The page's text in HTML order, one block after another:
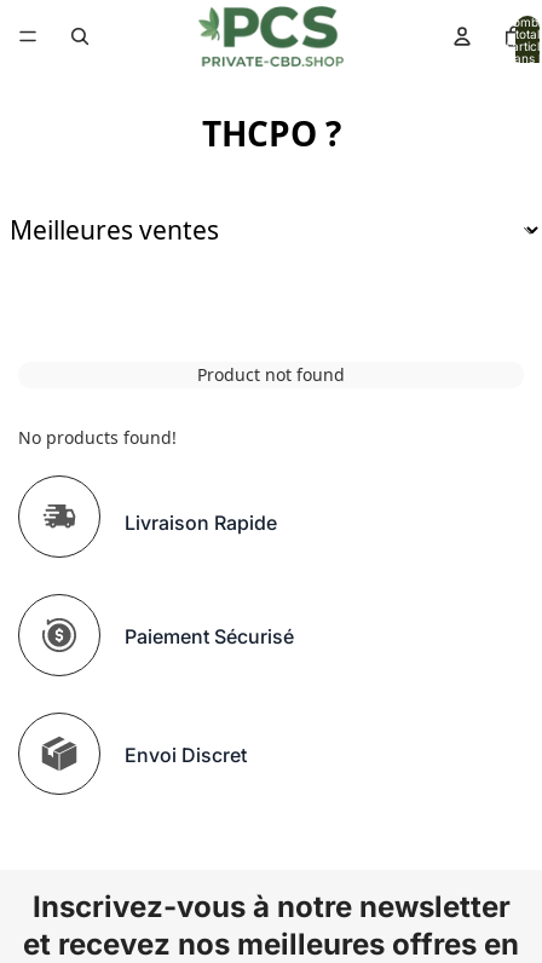
total
dans
THCPO ?
Product not found
No products found!
Livraison Rapide
Paiement Sécurisé
Envoi Discret
Inscrivez-vous à notre newsletter
et recevez nos meilleures offres en